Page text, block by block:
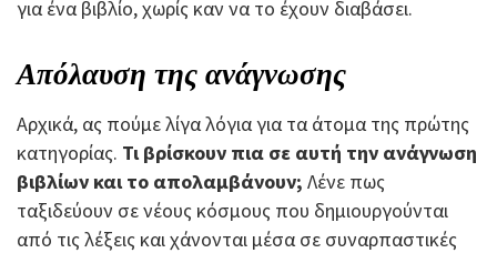
για ένα βιβλίο, χωρίς καν να το έχουν διαβάσει.
Απόλαυση της ανάγνωσης
Αρχικά, ας πούμε λίγα λόγια για τα άτομα της πρώτης
κατηγορίας. Τι βρίσκουν πια σε αυτή την ανάγνωση
βιβλίων και το απολαμβάνουν; Λένε πως
ταξιδεύουν σε νέους κόσμους που δημιουργούνται
από τις λέξεις και χάνονται μέσα σε συναρπαστικές